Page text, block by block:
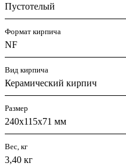
Пустотелый
Формат кирпича
NF
Вид кирпича
Керамический кирпич
Размер
240х115х71 мм
Вес, кг
3,40 кг